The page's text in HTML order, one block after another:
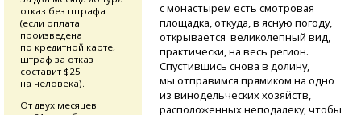
с монастырем есть смотровая
площадка, откуда, в ясную погоду,
открывается великолепный вид,
практически, на весь регион.
Спустившись снова в долину,
мы отправимся прямиком на одно
из винодельческих хозяйств,
расположенных неподалеку, чтобы
отказ без штрафа
(если оплата
произведена
по кредитной карте,
штраф за отказ
составит $25
на человека).
От двух месяцев